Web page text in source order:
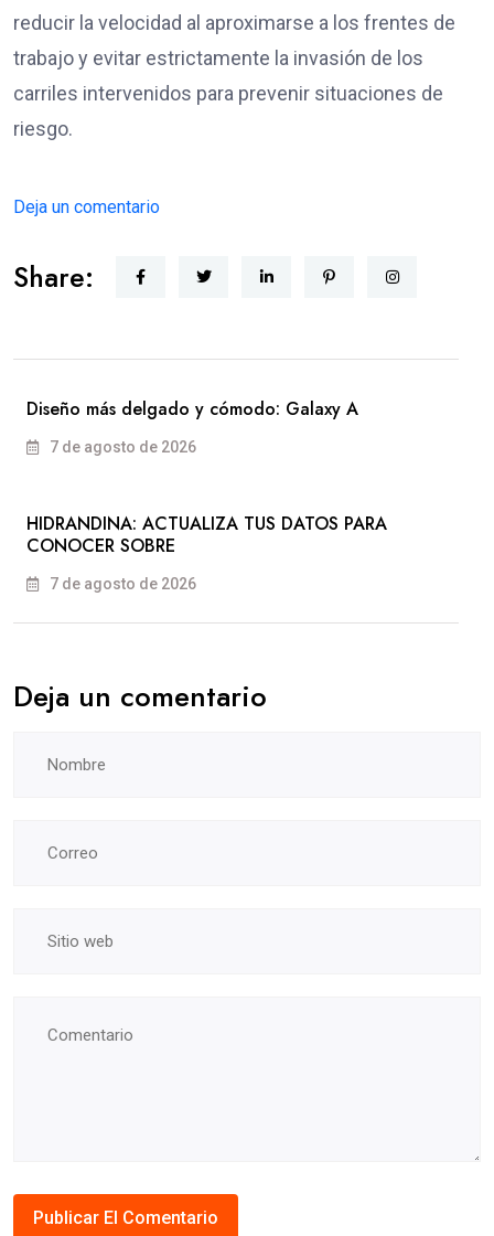
reducir la velocidad al aproximarse a los frentes de
trabajo y evitar estrictamente la invasión de los
carriles intervenidos para prevenir situaciones de
riesgo.
Deja un comentario
Share:
Diseño más delgado y cómodo: Galaxy A
7 de agosto de 2026
HIDRANDINA: ACTUALIZA TUS DATOS PARA
CONOCER SOBRE
7 de agosto de 2026
Deja un comentario